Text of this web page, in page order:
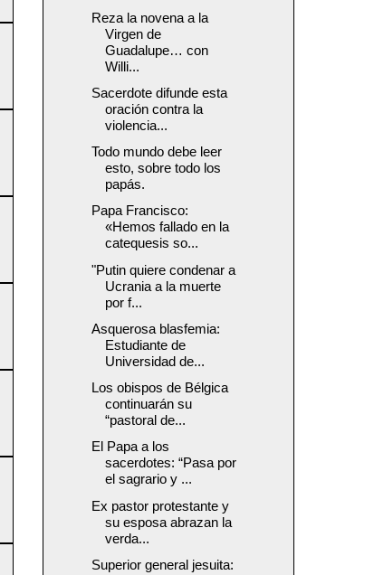
Reza la novena a la
Virgen de
Guadalupe… con
Willi...
Sacerdote difunde esta
oración contra la
violencia...
Todo mundo debe leer
esto, sobre todo los
papás.
Papa Francisco:
«Hemos fallado en la
catequesis so...
"Putin quiere condenar a
Ucrania a la muerte
por f...
Asquerosa blasfemia:
Estudiante de
Universidad de...
Los obispos de Bélgica
continuarán su
“pastoral de...
El Papa a los
sacerdotes: “Pasa por
el sagrario y ...
Ex pastor protestante y
su esposa abrazan la
verda...
Superior general jesuita: